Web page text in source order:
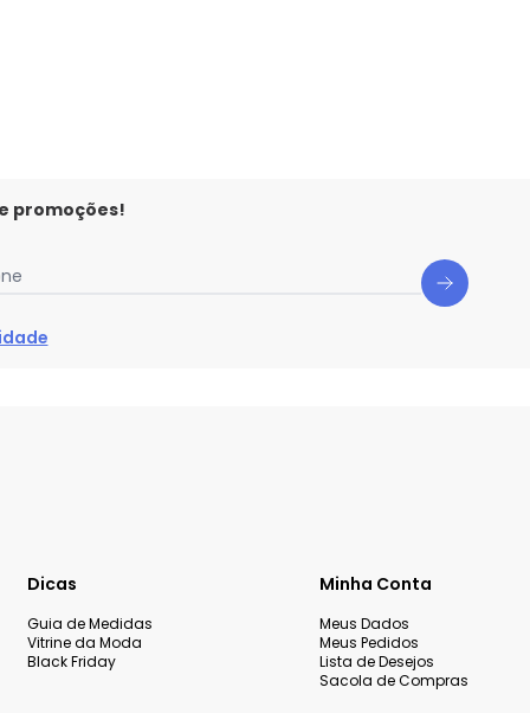
promoções!
Dicas
Guia de Medidas
Vitrine da Moda
Black Friday
Minha Conta
Meus Dados
Meus Pedidos
Lista de Desejos
Sacola de Compras